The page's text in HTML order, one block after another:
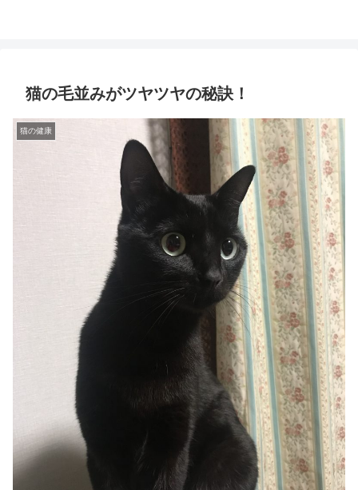
猫の毛並みがツヤツヤの秘訣！
猫の健康